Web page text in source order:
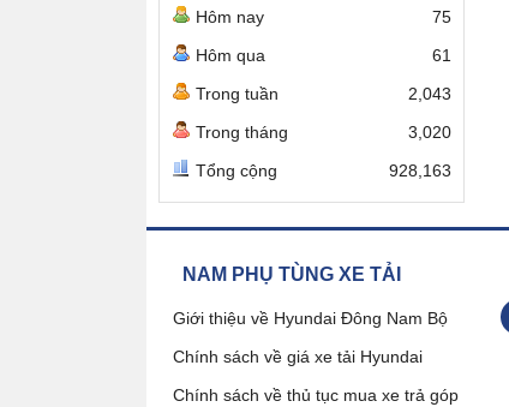
Hôm nay
75
Hôm qua
61
Trong tuần
2,043
Trong tháng
3,020
Tổng cộng
928,163
NAM PHỤ TÙNG XE TẢI
Giới thiệu về Hyundai Đông Nam Bộ
Chính sách về giá xe tải Hyundai
Chính sách về thủ tục mua xe trả góp